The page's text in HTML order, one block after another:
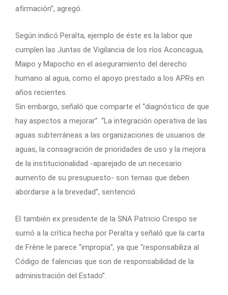
afirmación”, agregó.
Según indicó Peralta, ejemplo de éste es la labor que
cumplen las Juntas de Vigilancia de los ríos Aconcagua,
Maipo y Mapocho en el aseguramiento del derecho
humano al agua, como el apoyo prestado a los APRs en
años recientes.
Sin embargo, señaló que comparte el “diagnóstico de que
hay aspectos a mejorar”. “La integración operativa de las
aguas subterráneas a las organizaciones de usuarios de
aguas, la consagración de prioridades de uso y la mejora
de la institucionalidad -aparejado de un necesario
aumento de su presupuesto- son temas que deben
abordarse a la brevedad”, sentenció.
El también ex presidente de la SNA Patricio Crespo se
sumó a la crítica hecha por Peralta y señaló que la carta
de Frêne le parece “impropia”, ya que “responsabiliza al
Código de falencias que son de responsabilidad de la
administración del Estado”.